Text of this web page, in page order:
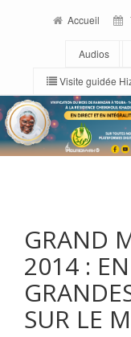
Accueil
Audios
Visite guidée
GRAND
2014 :
SUR LE